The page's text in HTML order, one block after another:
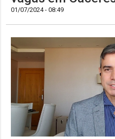
01/07/2024 - 08:49